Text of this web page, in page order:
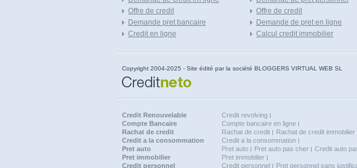
Offre de credit
Demande pret bancaire
Credit en ligne
Offre de credit
Demande de pret en ligne
Calcul credit immobilier
Copyright 2004-2025 - Site édité par la société BLOGGERS VIRTUAL WEB SL
Credit Renouvelable
Credit revolving
Compte Bancaire
Compte bancaire en ligne
Rachat de credit
Rachat de credit
Rachat de credit immobilier
Credit a la consommation
Credit a la consommation
Pret auto
Pret auto Pret auto pas cher
Credit auto
Pret immobilier
Pret immobilier
Credit personnel
Credit personnel Pret personnel sans